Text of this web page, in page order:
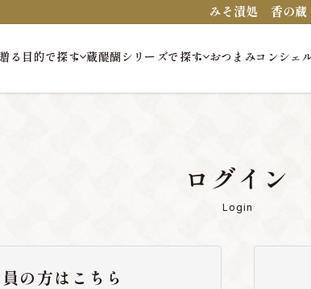
みそ漬処 香の
贈る目的で探す 蔵醍醐シリーズで探す おつまみコンシェ
ログイン
Login
の方はこちら